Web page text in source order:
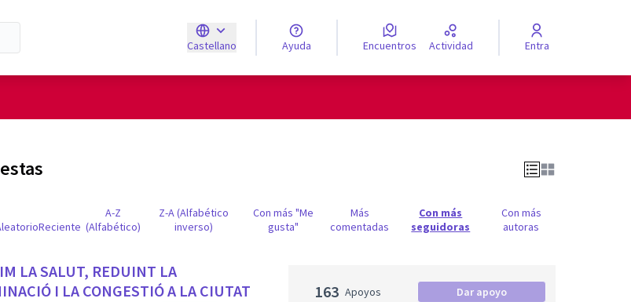
Castellano
Triar la llengua Elegir el idioma
Ayuda Encuentros Actividad Entra
Reciente
A-Z
(Alfabético)
Z-A (Alfabético
inverso)
Con más "Me
gusta"
Más
comentadas
Con más
seguidoras
Con más
autoras
LA SALUT, REDUINT LA
I LA CONGESTIÓ A LA CIUTAT
163 Apoyos Dar apoyo